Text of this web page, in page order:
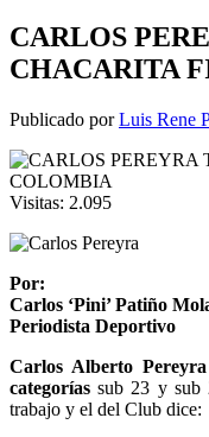
CARLOS
CHACARITA
Publicado porLuis Rene
Visitas: 2.095
Por:
Carlos ‘Pini’ Patiño
Periodista Deportivo
Carlos Alberto
categoríassub 23 y sub
trabajo y el del Club dice: